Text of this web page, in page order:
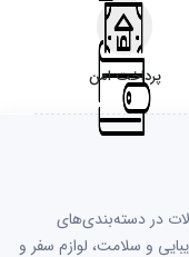
پرداخت امن
در دسته‌بندی‌های
و سلامت، لوازم سفر و